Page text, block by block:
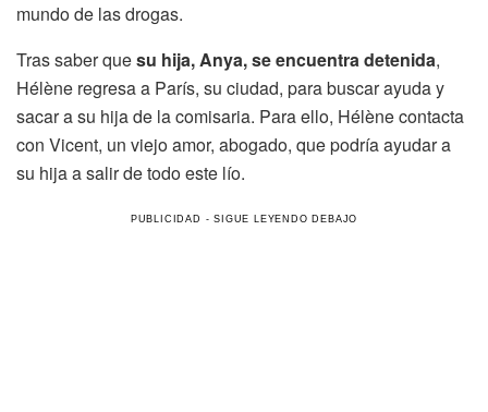
mundo de las drogas.
Tras saber quesu hija, Anya, se encuentra detenida,
Hélène regresa a París, su ciudad, para buscar ayuda y
sacar a su hija de la comisaria. Para ello, Hélène contacta
con Vicent, un viejo amor, abogado, que podría ayudar a
su hija a salir de todo este lío.